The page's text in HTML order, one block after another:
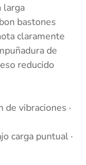
larga
bastones
claramente
de
reducido
de vibraciones ·
carga puntual ·